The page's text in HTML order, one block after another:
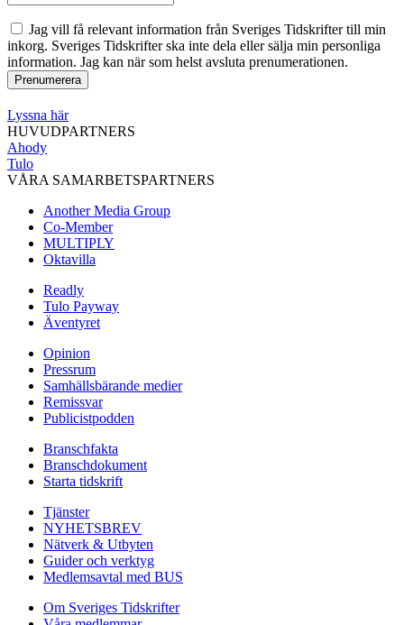
Jag vill få relevant information från Sveriges Tidskrifter till min
inkorg. Sveriges Tidskrifter ska inte dela eller sälja min personliga
information. Jag kan när som helst avsluta prenumerationen.
Lyssna här
HUVUDPARTNERS
Ahody
Tulo
VÅRA SAMARBETSPARTNERS
Another Media Group
Co-Member
MULTIPLY
Oktavilla
Readly
Tulo Payway
Äventyret
Opinion
Pressrum
Samhällsbärande medier
Remissvar
Publicistpodden
Branschfakta
Branschdokument
Starta tidskrift
Tjänster
NYHETSBREV
Nätverk & Utbyten
Guider och verktyg
Medlemsavtal med BUS
Om Sveriges Tidskrifter